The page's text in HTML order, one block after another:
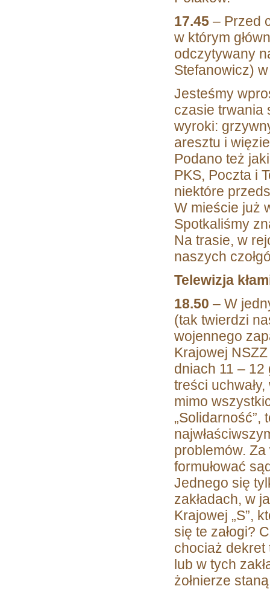
17.45 – Przed
w którym
odczytywany
Stefanowicz)
Jesteśmy
czasie trwania
wyroki:
aresztu i
Podano też
PKS, Poczta i
niektóre
W mieście już
Spotkaliśmy
Na trasie, w
naszych
Telewizja
18.50 – W
(tak twierdzi
wojennego
Krajowej
dniach 11 –
treści
mimo
problemów.
formułować
Jednego się
zakładach, w
Krajowej „S”,
się te załogi?
chociaż dekret
lub w tych
żołnierze